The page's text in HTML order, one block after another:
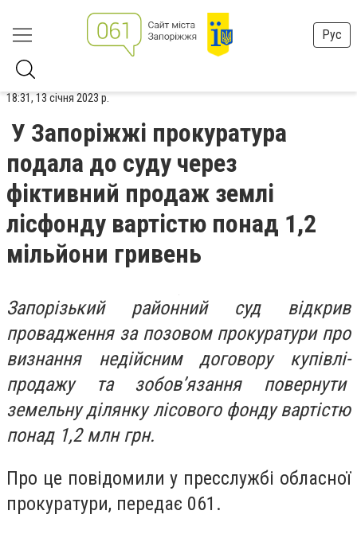
Рус
18:31, 13 січня 2023 р.
У Запоріжжі прокуратура
подала до суду через
фіктивний продаж землі
лісфонду вартістю понад 1,2
мільйони гривень
Запорізький районний суд відкрив
провадження за позовом прокуратури про
визнання недійсним договору купівлі-
продажу та зобов’язання повернути
земельну ділянку лісового фонду вартістю
понад 1,2 млн грн.
Про це повідомили у пресслужбі обласної
прокуратури, передає 061.